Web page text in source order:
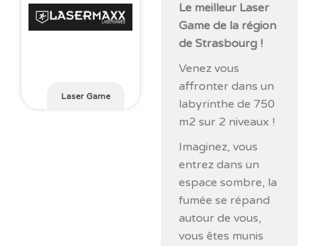
Laser Game
Le meilleur Laser
Game de la région
de Strasbourg !
Venez vous
affronter dans un
labyrinthe de 750
m2 sur 2 niveaux !
Imaginez, vous
entrez dans un
espace sombre, la
fumée se répand
autour de vous,
vous êtes munis